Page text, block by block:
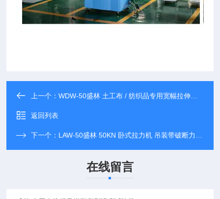
上一个：WDW-50盛林 土工布 / 纺织品专用宽幅拉伸试验机
返回列表
下一个： LAW-50盛林 50KN 卧式拉力机 吊装带破断力试验机
在线留言